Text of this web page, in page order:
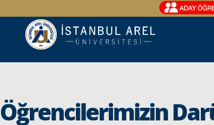
Öğrencilerimizin